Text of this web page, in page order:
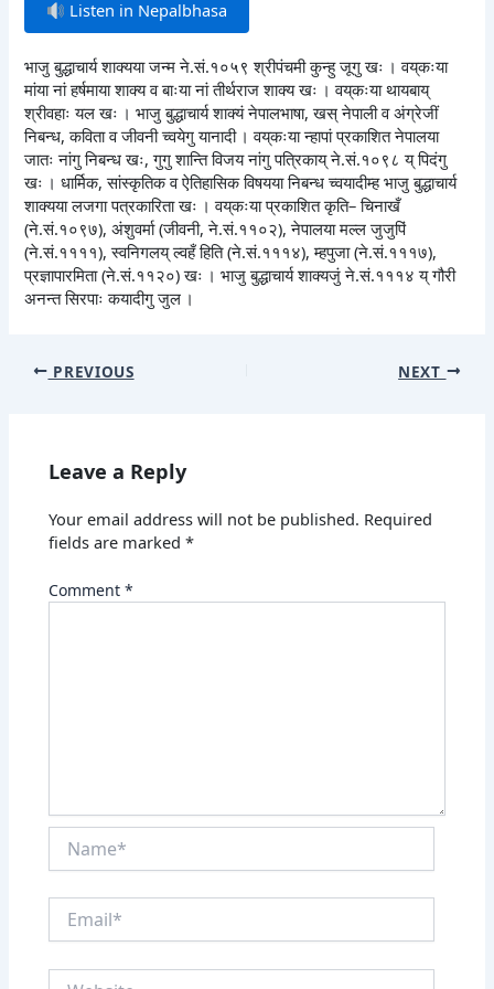
Listen in Nepalbhasa
भाजु बुद्धाचार्य शाक्यया जन्म ने.सं.१०५९ श्रीपंचमी कुन्हु जूगु खः । वय्‌कःया
मांया नां हर्षमाया शाक्य व बाःया नां तीर्थराज शाक्य खः । वय्‌कःया थायबाय्
श्रीवहाः यल खः । भाजु बुद्धाचार्य शाक्यं नेपालभाषा, खस् नेपाली व अंग्रेजीं
निबन्ध, कविता व जीवनी च्वयेगु यानादी । वय्‌कःया न्हापां प्रकाशित नेपालया
जातः नांगु निबन्ध खः, गुगु शान्ति विजय नांगु पत्रिकाय् ने.सं.१०९८ य् पिदंगु
खः । धार्मिक, सांस्कृतिक व ऐतिहासिक विषयया निबन्ध च्वयादीम्ह भाजु बुद्धाचार्य
शाक्यया लजगा पत्रकारिता खः । वय्‌कःया प्रकाशित कृति– चिनाखँ
(ने.सं.१०९७), अंशुवर्मा (जीवनी, ने.सं.११०२), नेपालया मल्ल जुजुपिं
(ने.सं.११११), स्वनिगलय् ल्वहँ हिति (ने.सं.१११४), म्हपुजा (ने.सं.१११७),
प्रज्ञापारमिता (ने.सं.११२०) खः । भाजु बुद्धाचार्य शाक्यजुं ने.सं.१११४ य् गौरी
अनन्त सिरपाः कयादीगु जुल ।
PREVIOUS NEXT
Leave a Reply
Your email address will not be published. Required
fields are marked*
Comment*